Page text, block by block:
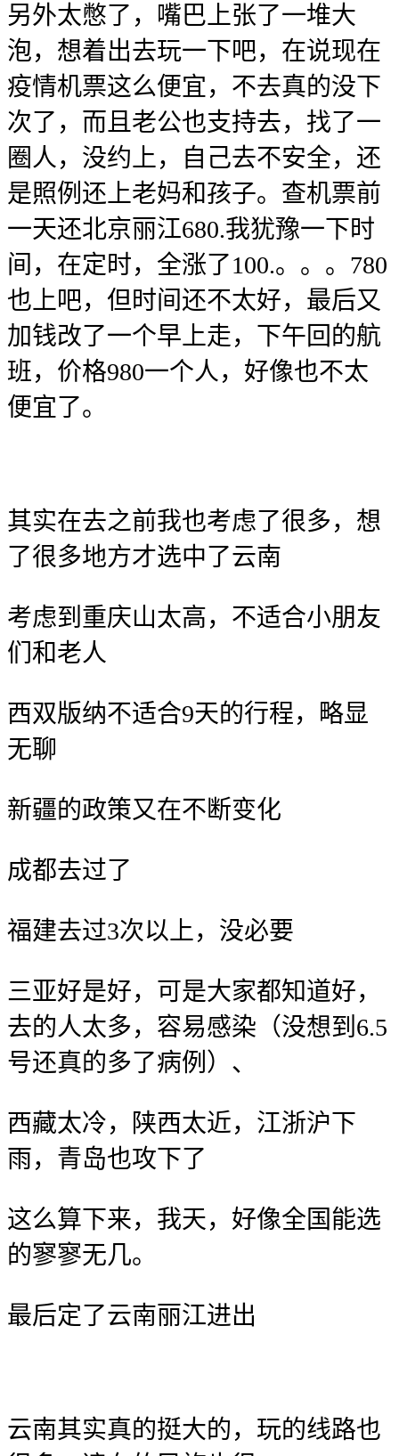
另外太憋了，嘴巴上张了一堆大
泡，想着出去玩一下吧，在说现在
疫情机票这么便宜，不去真的没下
次了，而且老公也支持去，找了一
圈人，没约上，自己去不安全，还
是照例还上老妈和孩子。查机票前
一天还北京丽江680.我犹豫一下时
间，在定时，全涨了100.。。。780
也上吧，但时间还不太好，最后又
加钱改了一个早上走，下午回的航
班，价格980一个人，好像也不太
便宜了。
其实在去之前我也考虑了很多，想
了很多地方才选中了云南
考虑到重庆山太高，不适合小朋友
们和老人
西双版纳不适合9天的行程，略显
无聊
新疆的政策又在不断变化
成都去过了
福建去过3次以上，没必要
三亚好是好，可是大家都知道好，
去的人太多，容易感染（没想到6.5
号还真的多了病例）、
西藏太冷，陕西太近，江浙沪下
雨，青岛也攻下了
这么算下来，我天，好像全国能选
的寥寥无几。
最后定了云南丽江进出
云南其实真的挺大的，玩的线路也